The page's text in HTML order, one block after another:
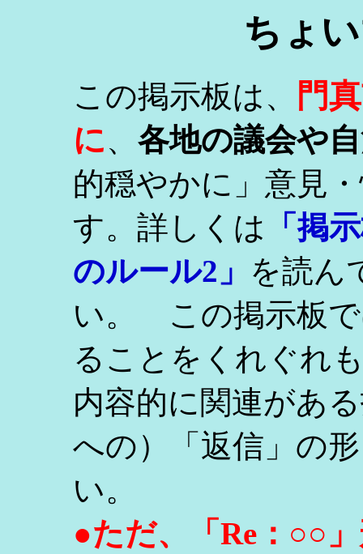
ちょ
この掲示板は、
門
に、 各地の議会や
的穏やかに」意見
す。詳しくは
「掲
のルール2」 を読ん
い。 この掲示板で
ることをくれぐれ
内容的に関連があ
への）「返信」の
い。
●ただ、「Re：○○